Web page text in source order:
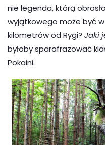
nie legenda, którą
wyjątkowego może być
kilometrów od Rygi? Jaki
byłoby sparafrazować
Pokaini.